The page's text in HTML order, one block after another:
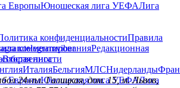
ЕвропыЮношеская лига УЕФАЛига
конфиденциальностиПравила
комментированияРедакционная
telegramviber
Вторая лига
ИталияБельгияМЛСНидерланды
ЕвропыЮношеская лига УЕФАЛига
24»пл. Галицкая, дом. 15, м. Львов,